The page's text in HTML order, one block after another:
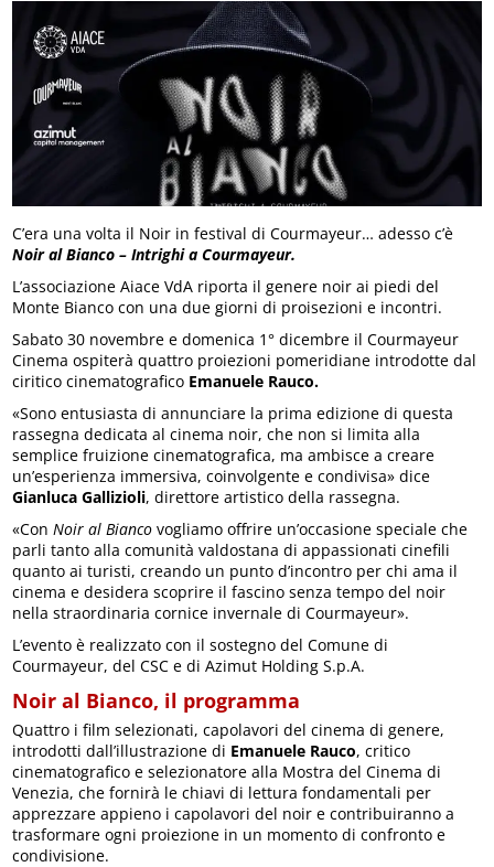
C’era una volta il Noir in festival di Courmayeur… adesso c’è
Noir al Bianco – Intrighi a Courmayeur.
L’associazione Aiace VdA riporta il genere noir ai piedi del
Monte Bianco con una due giorni di proisezioni e incontri.
Sabato 30 novembre e domenica 1° dicembre il Courmayeur
Cinema ospiterà quattro proiezioni pomeridiane introdotte dal
ciritico cinematografico Emanuele Rauco.
«Sono entusiasta di annunciare la prima edizione di questa
rassegna dedicata al cinema noir, che non si limita alla
semplice fruizione cinematografica, ma ambisce a creare
un’esperienza immersiva, coinvolgente e condivisa» dice
Gianluca Gallizioli, direttore artistico della rassegna.
«ConNoir al Bianco vogliamo offrire un’occasione speciale che
parli tanto alla comunità valdostana di appassionati cinefili
quanto ai turisti, creando un punto d’incontro per chi ama il
cinema e desidera scoprire il fascino senza tempo del noir
nella straordinaria cornice invernale di Courmayeur».
L’evento è realizzato con il sostegno del Comune di
Courmayeur, del CSC e di Azimut Holding S.p.A.
Noir al Bianco, il programma
Quattro i film selezionati, capolavori del cinema di genere,
introdotti dall’illustrazione di Emanuele Rauco, critico
cinematografico e selezionatore alla Mostra del Cinema di
Venezia, che fornirà le chiavi di lettura fondamentali per
apprezzare appieno i capolavori del noir e contribuiranno a
trasformare ogni proiezione in un momento di confronto e
condivisione.